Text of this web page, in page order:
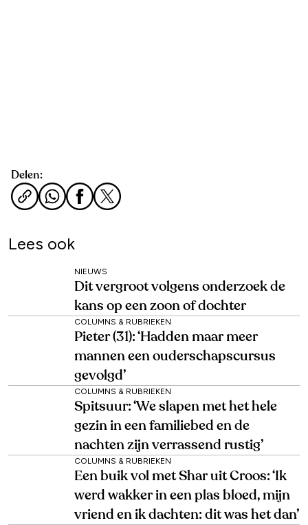
Delen:
Lees ook
NIEUWS
Dit vergroot volgens onderzoek de
kans op een zoon of dochter
COLUMNS & RUBRIEKEN
Pieter (31): ‘Hadden maar meer
mannen een ouderschapscursus
gevolgd’
COLUMNS & RUBRIEKEN
Spitsuur: ‘We slapen met het hele
gezin in een familiebed en de
nachten zijn verrassend rustig’
COLUMNS & RUBRIEKEN
Een buik vol met Shar uit Croos: ‘Ik
werd wakker in een plas bloed, mijn
vriend en ik dachten: dit was het dan’